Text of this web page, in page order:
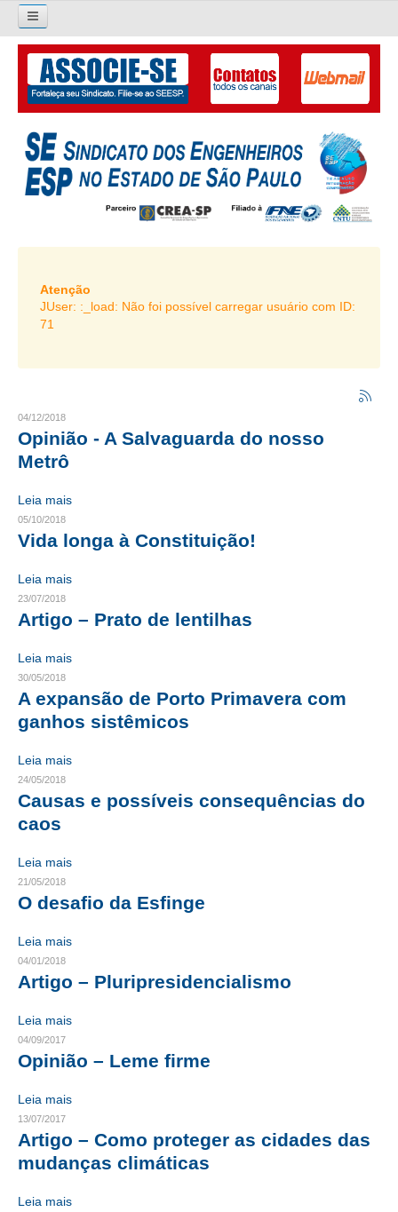
Pesquisar...
O SINDICATO
APRESENTAÇÃO
PALAVRA DO PRESIDENTE
DIRETORIA
LIVRO GESTÃO 2026-2029
SUBSEDES SINDICAIS
CRESCE BRASIL
CONSELHO TECNOLÓGICO
HISTÓRICO E ATUAÇÃO
COMPOSIÇÃO
CONSELHOS ASSESSORES
PERSONALIDADES DA TECNOLOGIA
TRANSPARÊNCIA
JURÍDICO
CONSULTORIA
ACORDOS, CONVENÇÕES E DISSÍDIOS
CONTRIBUIÇÕES
CONTRIBUIÇÃO ASSISTENCIAL
CONTRIBUIÇÃO ASSOCIATIVA OU ANUIDADE DE SÓCIO
CONTRIBUIÇÃO SINDICAL URBANA
REVISÃO DE APOSENTADORIA
FGTS CORREÇÃO
LEI 4.950-A/1966 – PISO SALARIAL
LEI 5.194/1966 – REGULAMENTAÇÃO DA PROFISSÃO
Atenção
JUser: :_load: Não foi possível carregar usuário com ID:
71
04/12/2018
Opinião - A Salvaguarda do nosso
Metrô
Leia mais
05/10/2018
Vida longa à Constituição!
Leia mais
23/07/2018
Artigo – Prato de lentilhas
Leia mais
30/05/2018
A expansão de Porto Primavera com
ganhos sistêmicos
Leia mais
24/05/2018
Causas e possíveis consequências do
caos
Leia mais
21/05/2018
O desafio da Esfinge
Leia mais
04/01/2018
Artigo – Pluripresidencialismo
Leia mais
04/09/2017
Opinião – Leme firme
Leia mais
13/07/2017
Artigo – Como proteger as cidades das
mudanças climáticas
Leia mais